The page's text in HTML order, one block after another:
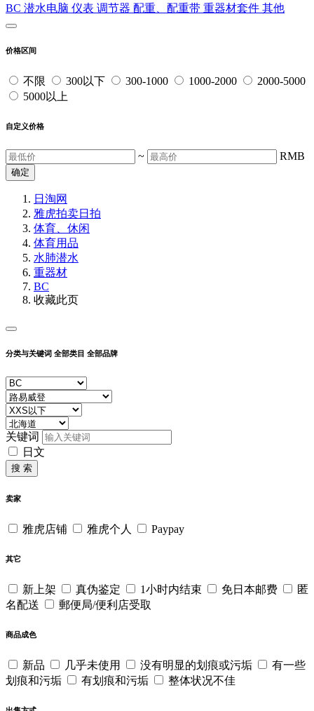
BC 潜水电脑 仪表 调节器 配重、配重带 重器材套件 其他
价格区间
不限 300以下 300-1000 1000-2000
2000-5000
5000以上
自定义价格
~ RMB
确定
日淘网
雅虎拍卖日拍
体育、休闲
体育用品
水肺潜水
重器材
BC
收藏此页
分类与关键词 全部类目 全部品牌
关键词
日文
搜 索
卖家
雅虎店铺 雅虎个人 Paypay
其它
新上架 真伪鉴定 1小时内结束 免日本邮费
匿
名配送
郵便局/便利店受取
商品成色
新品 几乎未使用 没有明显的划痕或污垢
有一些
划痕和污垢
有划痕和污垢 整体状况不佳